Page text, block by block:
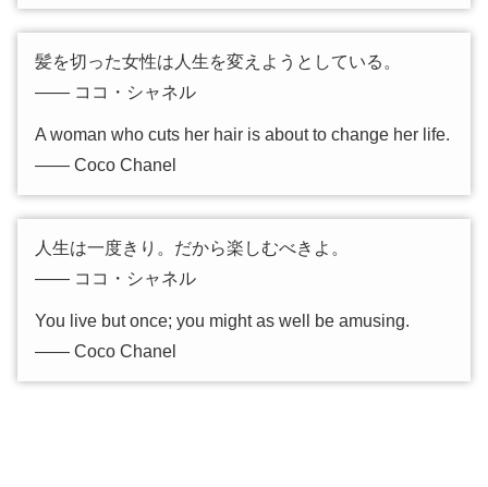
髪を切った女性は人生を変えようとしている。
―― ココ・シャネル
A woman who cuts her hair is about to change her life.
―― Coco Chanel
人生は一度きり。だから楽しむべきよ。
―― ココ・シャネル
You live but once; you might as well be amusing.
―― Coco Chanel